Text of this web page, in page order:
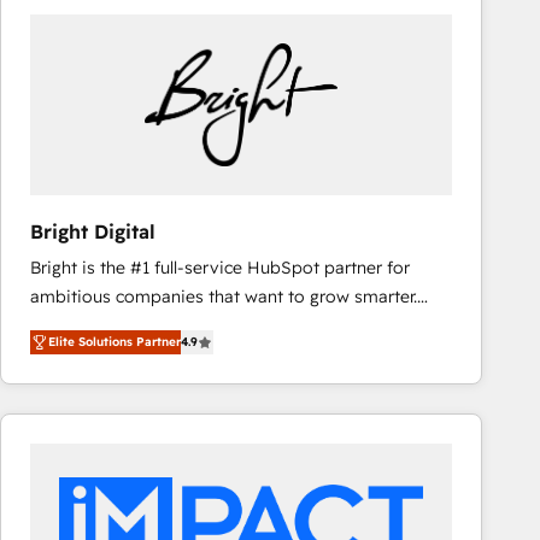
Bright Digital
Bright is the #1 full-service HubSpot partner for
ambitious companies that want to grow smarter.
From HubSpot onboarding, to training, from
developing a new website to lead generation and
digital marketing; we do it all (and with great
results)! In short, our services include: - HubSpot
integrations - Marketing & sales solutions: digital
marketing, advertising, campaigns, content and
Elite Solutions Partner4.9